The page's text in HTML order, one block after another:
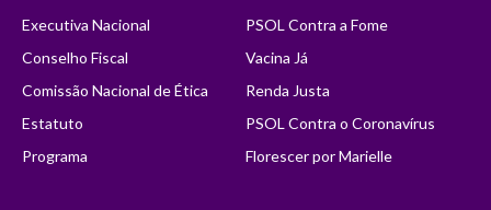
Executiva Nacional
Conselho Fiscal
Comissão Nacional de Ética
Estatuto
Programa
PSOL Contra a Fome
Vacina Já
Renda Justa
PSOL Contra o Coronavírus
Florescer por Marielle